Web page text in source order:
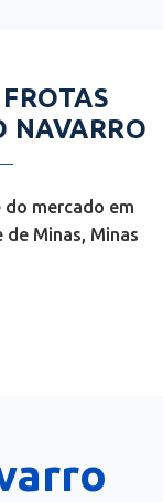
NAVARRO
mercado em
de Minas, Minas